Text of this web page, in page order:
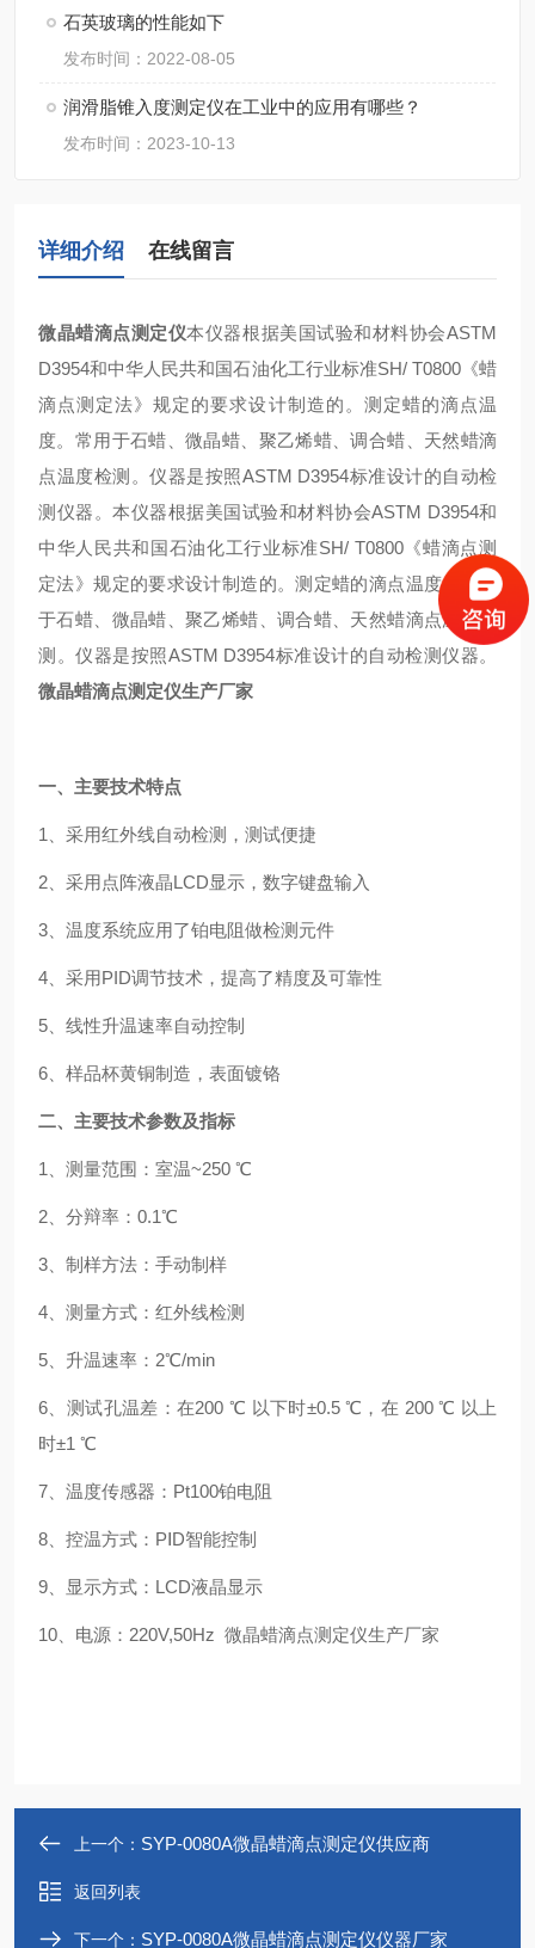
石英玻璃的性能如下
发布时间：2022-08-05
润滑脂锥入度测定仪在工业中的应用有哪些？
发布时间：2023-10-13
详细介绍 在线留言
微晶蜡滴点测定仪本仪器根据美国试验和材料协会ASTM
D3954和中华人民共和国石油化工行业标准SH/ T0800《蜡
滴点测定法》规定的要求设计制造的。测定蜡的滴点温
度。常用于石蜡、微晶蜡、聚乙烯蜡、调合蜡、天然蜡滴
点温度检测。仪器是按照ASTM D3954标准设计的自动检
测仪器。 本仪器根据美国试验和材料协会ASTM D3954和
中华人民共和国石油化工行业标准SH/ T0800《蜡滴点测
定法》规定的要求设计制造的。测定蜡的滴点温度。常用
于石蜡、微晶蜡、聚乙烯蜡、调合蜡、天然蜡滴点温度检
测。仪器是按照ASTM D3954标准设计的自动检测仪器。
微晶蜡滴点测定仪生产厂家
一、主要技术特点
1、采用红外线自动检测，测试便捷
2、采用点阵液晶LCD显示，数字键盘输入
3、温度系统应用了铂电阻做检测元件
4、采用PID调节技术，提高了精度及可靠性
5、线性升温速率自动控制
6、样品杯黄铜制造，表面镀铬
二、主要技术参数及指标
1、测量范围：室温~250 ℃
2、分辩率：0.1℃
3、制样方法：手动制样
4、测量方式：红外线检测
5、升温速率：2℃/min
6、测试孔温差：在200 ℃ 以下时±0.5 ℃，在 200 ℃ 以上
时±1 ℃
7、温度传感器：Pt100铂电阻
8、控温方式：PⅠD智能控制
9、显示方式：LCD液晶显示
10、电源：220V,50Hz 微晶蜡滴点测定仪生产厂家
上一个： SYP-0080A微晶蜡滴点测定仪供应商
返回列表
下一个： SYP-0080A微晶蜡滴点测定仪仪器厂家